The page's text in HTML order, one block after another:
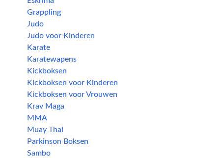
Grappling
Judo
Judo voor Kinderen
Karate
Karatewapens
Kickboksen
Kickboksen voor Kinderen
Kickboksen voor Vrouwen
Krav Maga
MMA
Muay Thai
Parkinson Boksen
Sambo